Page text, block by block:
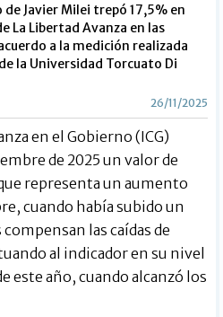
Javier Milei trepó 17,5% en
La Libertad Avanza en las
a la medición realizada
la Universidad Torcuato Di
26/11/2025
en el Gobierno (ICG)
de 2025 un valor de
representa un aumento
cuando había subido un
las caídas de
al indicador en su nivel
este año, cuando alcanzó los